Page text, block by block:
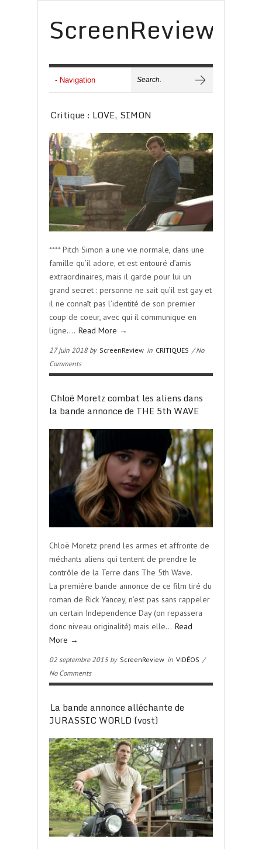
ScreenReview
Critique : LOVE, SIMON
**** Pitch Simon a une vie normale, dans une
famille qu’il adore, et est entouré d’amis
extraordinaires, mais il garde pour lui un
grand secret : personne ne sait qu’il est gay et
il ne connaît pas l’identité de son premier
coup de coeur, avec qui il communique en
ligne…. Read More →
27 juin 2018 by ScreenReview in CRITIQUES / No
Comments
Chloë Moretz combat les aliens dans
la bande annonce de THE 5th WAVE
Chloë Moretz prend les armes et affronte de
méchants aliens qui tentent de prendre le
contrôle de la Terre dans The 5th Wave.
La première bande annonce de ce film tiré du
roman de Rick Yancey, n’est pas sans rappeler
un certain Independence Day (on repassera
donc niveau originalité) mais elle… Read
More →
02 septembre 2015 by ScreenReview in VIDÉOS /
No Comments
La bande annonce alléchante de
JURASSIC WORLD (vost)